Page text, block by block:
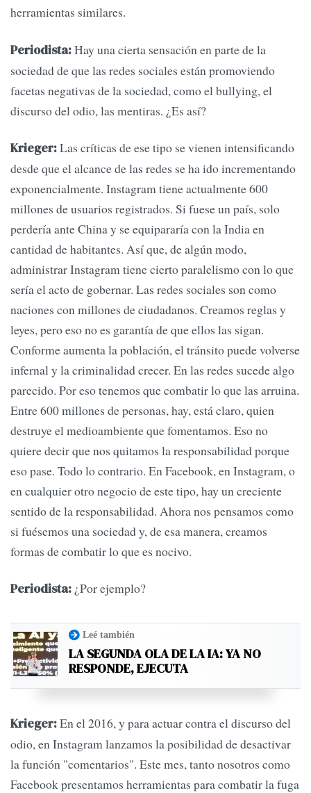
herramientas similares.
Periodista:Hay una cierta sensación en parte de la
sociedad de que las redes sociales están promoviendo
facetas negativas de la sociedad, como el bullying, el
discurso del odio, las mentiras. ¿Es así?
Krieger:Las críticas de ese tipo se vienen intensificando
desde que el alcance de las redes se ha ido incrementando
exponencialmente. Instagram tiene actualmente 600
millones de usuarios registrados. Si fuese un país, solo
perdería ante China y se equipararía con la India en
cantidad de habitantes. Así que, de algún modo,
administrar Instagram tiene cierto paralelismo con lo que
sería el acto de gobernar. Las redes sociales son como
naciones con millones de ciudadanos. Creamos reglas y
leyes, pero eso no es garantía de que ellos las sigan.
Conforme aumenta la población, el tránsito puede volverse
infernal y la criminalidad crecer. En las redes sucede algo
parecido. Por eso tenemos que combatir lo que las arruina.
Entre 600 millones de personas, hay, está claro, quien
destruye el medioambiente que fomentamos. Eso no
quiere decir que nos quitamos la responsabilidad porque
eso pase. Todo lo contrario. En Facebook, en Instagram, o
en cualquier otro negocio de este tipo, hay un creciente
sentido de la responsabilidad. Ahora nos pensamos como
si fuésemos una sociedad y, de esa manera, creamos
formas de combatir lo que es nocivo.
Periodista: ¿Por ejemplo?
Leé también
LA SEGUNDA OLA DE LA IA: YA NO
RESPONDE, EJECUTA
Krieger:En el 2016, y para actuar contra el discurso del
odio, en Instagram lanzamos la posibilidad de desactivar
la función "comentarios". Este mes, tanto nosotros como
Facebook presentamos herramientas para combatir la fuga